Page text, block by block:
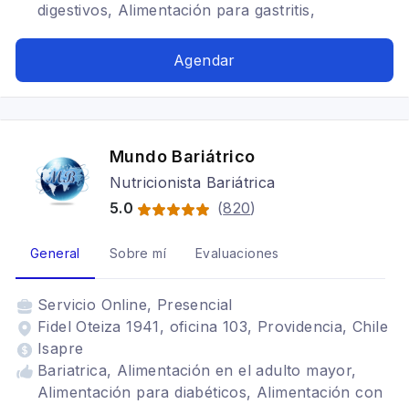
digestivos, Alimentación para gastritis,
nutricionista viña del mar, nutricionista santiago,
irritable
Agendar
Mundo Bariátrico
Nutricionista Bariátrica
5.0
(820)
General Sobre mí Evaluaciones
Servicio Online, Presencial
Fidel Oteiza 1941, oficina 103, Providencia, Chile
Isapre
Bariatrica, Alimentación en el adulto mayor,
Alimentación para diabéticos, Alimentación con